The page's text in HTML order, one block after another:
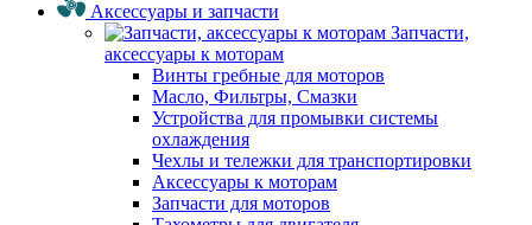
Аксессуары и запчасти
Запчасти,
аксессуары к моторам
Винты гребные для моторов
Масло, Фильтры, Смазки
Устройства для промывки системы
охлаждения
Чехлы и тележки для транспортировки
Аксессуары к моторам
Запчасти для моторов